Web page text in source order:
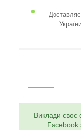
Виклади своє
Facebook